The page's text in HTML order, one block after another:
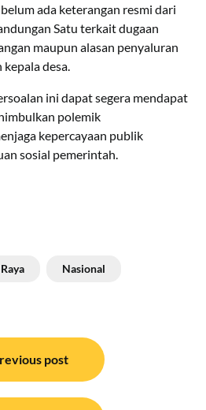
ada keterangan resmi dari
Satu terkait dugaan
maupun alasan penyaluran
desa.
ini dapat segera mendapat
polemik
kepercayaan publik
sosial pemerintah.
Nasional
post